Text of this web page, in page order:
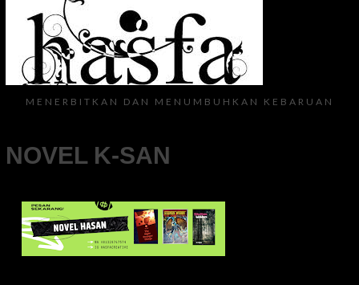
MENERBITKAN DAN MENUMBUHKAN KEBARUAN
NOVEL K-SAN